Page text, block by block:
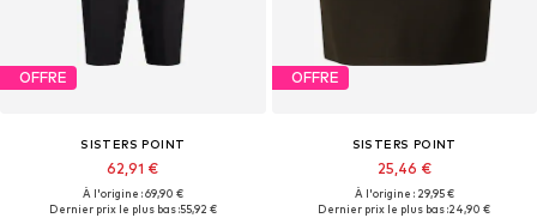
OFFRE
SISTERS POINT
62,91 €
À l'origine : 69,90 €
Dernier prix le plus bas :55,92 €
OFFRE
SISTERS POINT
25,46 €
À l'origine : 29,95 €
Dernier prix le plus bas :24,90 €